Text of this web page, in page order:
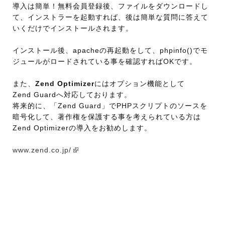
導入は簡単！無料会員登録後、ファイルをダウンロードし
て、インストラーを起動すれば、後は簡単な質問に答えて
いくだけでインストールされます。
インストール後、apacheの再起動をして、phpinfo()でモ
ジュールがロードされている事を確認すればOKです。
また、 Zend Optimizerにはオプション機能として
Zend Guardへ対応しております。
将来的に、「Zend Guard」でPHPスクリプトのソースを
暗号化して、著作権を保護する事を考えられている方は
Zend Optimizerの導入をお勧めします。
www.zend.co.jp/